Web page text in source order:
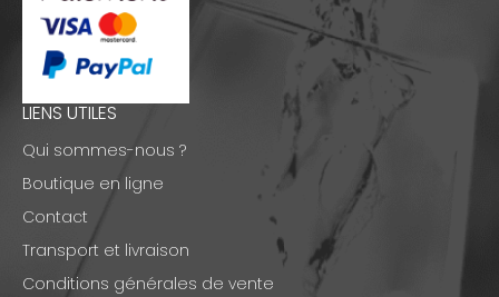
LIENS UTILES
Qui sommes-nous ?
Boutique en ligne
Contact
Transport et livraison
Conditions générales de vente